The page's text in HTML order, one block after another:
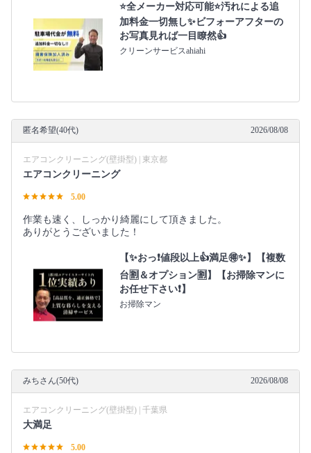
⭐全メーカー対応可能⭐汚れによる追
加料金一切無し✨ビフォーアフターの
お写真見れば一目瞭然👍
クリーンサービスahiahi
匿名希望(40代) 2026/08/08
エアコンクリーニング(壁掛型) | 東京都
エアコンクリーニング
5.00
作業も速く、しっかり綺麗にして頂きました。
ありがとうございました！
【✨おっ❗値段以上👍満足🉐✨】【複数
台🈹＆オプション🈹】【お掃除マンに
お任せ下さい❗】
お掃除マン
みちさん(50代) 2026/08/08
エアコンクリーニング(壁掛型) | 千葉県
大満足
5.00